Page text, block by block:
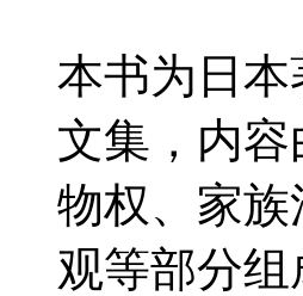
本书为日
文集，内
物权、家族
观等部分